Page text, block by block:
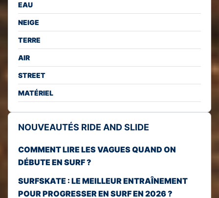
EAU
NEIGE
TERRE
AIR
STREET
MATÉRIEL
NOUVEAUTÉS RIDE AND SLIDE
COMMENT LIRE LES VAGUES QUAND ON
DÉBUTE EN SURF ?
SURFSKATE : LE MEILLEUR ENTRAÎNEMENT
POUR PROGRESSER EN SURF EN 2026 ?